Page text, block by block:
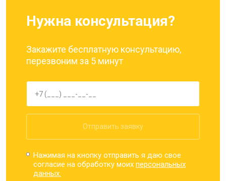
Нужна консультация?
Закажите бесплатную консультацию,
перезвоним за 5 минут
Отправить заявку
Нажимая на кнопку отправить я даю свое
согласие на обработку моихперсональных
данных.